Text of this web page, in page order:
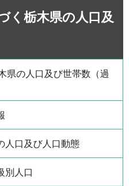
く栃木県の人口及
県の人口及び世帯数（過
人口及び人口動態
別人口